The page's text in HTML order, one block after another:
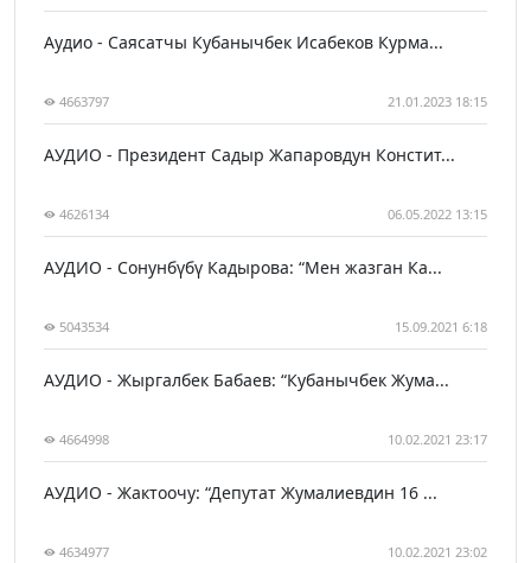
Аудио - Саясатчы Кубанычбек Исабеков Курма...
4663797 21.01.2023 18:15
АУДИО - Президент Садыр Жапаровдун Констит...
4626134 06.05.2022 13:15
АУДИО - Сонунбүбү Кадырова: “Мен жазган Ка...
5043534 15.09.2021 6:18
АУДИО - Жыргалбек Бабаев: “Кубанычбек Жума...
4664998 10.02.2021 23:17
АУДИО - Жактоочу: “Депутат Жумалиевдин 16 ...
4634977 10.02.2021 23:02